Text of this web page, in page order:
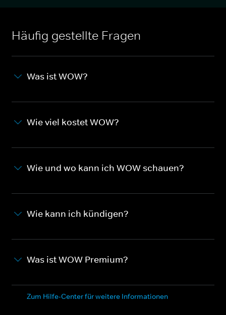
Häufig gestellte Fragen
Was ist WOW?
Wie viel kostet WOW?
Wie und wo kann ich WOW schauen?
Wie kann ich kündigen?
Was ist WOW Premium?
Zum Hilfe-Center für weitere Informationen